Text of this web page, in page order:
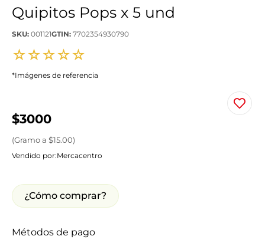
Quipitos Pops x 5 und
SKU: 001121GTIN: 7702354930790
☆☆☆☆☆
*Imágenes de referencia
$3000
(Gramoa $15.00)
Vendido por:Mercacentro
¿Cómo comprar?
Métodos de pago